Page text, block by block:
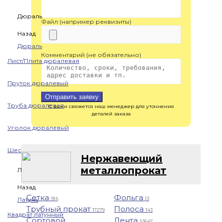
Дюраль
Назад
Дюраль
Лист/Плита дюралевая
Пруток дюралевый
Труба дюралевая
Уголок дюралевый
Шестигранник дюралевый
Латунь
Назад
Латунь
Квадрат латунный
Файл (например реквизиты)
Комментарий (не обязательно)
Отправить заявку
С вами свяжется наш менеджер для уточнения
деталей заказа
Нержавеющий
металлопрокат
Сетка 914
Трубный прокат17279
Фольга13
Полоса143